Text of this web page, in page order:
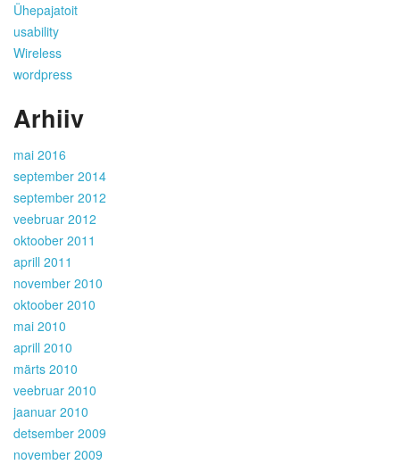
Ühepajatoit
usability
Wireless
wordpress
Arhiiv
mai 2016
september 2014
september 2012
veebruar 2012
oktoober 2011
aprill 2011
november 2010
oktoober 2010
mai 2010
aprill 2010
märts 2010
veebruar 2010
jaanuar 2010
detsember 2009
november 2009